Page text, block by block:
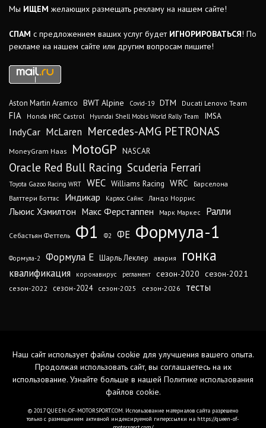
Мы ИЩЕМ желающих размещать рекламу на нашем сайте!
СПАМ с предложением ваших услуг будет ИГНОРИРОВАТЬСЯ! По
рекламе на нашем сайте или другим вопросам пишите!
Aston Martin Aramco BWT Alpine Covid-19 DTM Ducati Lenovo Team
FIA Honda HRC Castrol Hyundai Shell Mobis World Rally Team IMSA
IndyCar McLaren Mercedes-AMG PETRONAS
MoneyGram Haas MotoGP NASCAR
Oracle Red Bull Racing Scuderia Ferrari
Toyota Gazoo Racing WRT WEC Williams Racing WRC
Барселона
Валттери Боттас
Индикар Карлос Сайнс Ландо Норрис
Льюис Хэмилтон Макс Ферстаппен Марк Маркес Ралли
Себастьян Феттель Ф1 Ф2 ФЕ Формула-1
Формула-2 Формула Е Шарль Леклер авария гонка
квалификация коронавирус регламент сезон-2020 сезон-2021
сезон-2022 сезон-2024 сезон-2025 сезон-2026 тесты
Наш сайт использует файлы cookie для улучшения вашего опыта.
Продолжая использовать сайт, вы соглашаетесь на их
использование. Узнайте больше в нашей Политике использования
файлов cookie.
© 2017 QUEEN-OF-MOTORSPORT.COM. Использование материалов сайта разрешено
только с размещением активной индексируемой гиперссылки на https://queen-of-